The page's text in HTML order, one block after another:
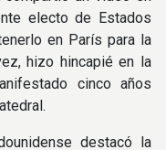
electo de Estados
en París para la
hizo hincapié en la
cinco años
destacó la